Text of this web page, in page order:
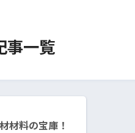
事一覧
材料の宝庫！